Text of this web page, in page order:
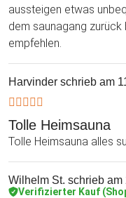
aussteigen etwas
dem saunagang
empfehlen.
Harvinder schrieb am
Tolle Heimsauna
Tolle Heimsauna alles
Wilhelm St. schrieb am
Verifizierter Kauf